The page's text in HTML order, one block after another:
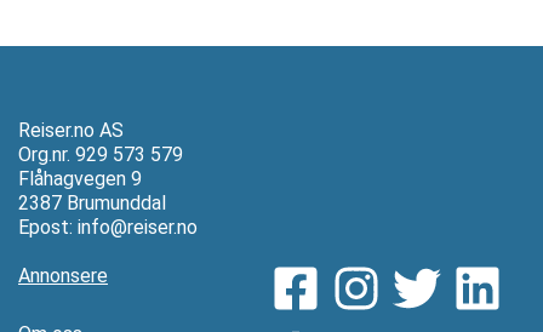
Reiser.no AS
Org.nr. 929 573 579
Flåhagvegen 9
2387 Brumunddal
Epost: info@reiser.no
Annonsere